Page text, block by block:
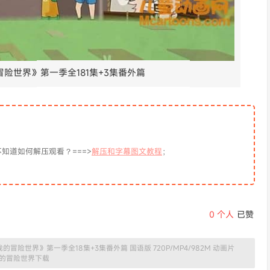
世界》第一季全181集+3集番外篇
道如何解压观看？===>解压和字幕图文教程；
0 个人 已赞
的冒险世界》第一季全18集+3集番外篇 国语版 720P/MP4/982M 动画片
冒险世界下载